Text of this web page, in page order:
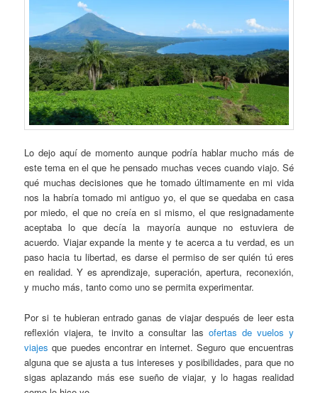
Lo dejo aquí de momento aunque podría hablar mucho más de
este tema en el que he pensado muchas veces cuando viajo. Sé
qué muchas decisiones que he tomado últimamente en mi vida
nos la habría tomado mi antiguo yo, el que se quedaba en casa
por miedo, el que no creía en si mismo, el que resignadamente
aceptaba lo que decía la mayoría aunque no estuviera de
acuerdo. Viajar expande la mente y te acerca a tu verdad, es un
paso hacia tu libertad, es darse el permiso de ser quién tú eres
en realidad. Y es aprendizaje, superación, apertura, reconexión,
y mucho más, tanto como uno se permita experimentar.
Por si te hubieran entrado ganas de viajar después de leer esta
reflexión viajera, te invito a consultar las ofertas de vuelos y
viajes que puedes encontrar en internet. Seguro que encuentras
alguna que se ajusta a tus intereses y posibilidades, para que no
sigas aplazando más ese sueño de viajar, y lo hagas realidad